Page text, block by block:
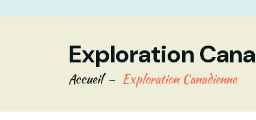
Exploration
Accueil Exploration Canadienne